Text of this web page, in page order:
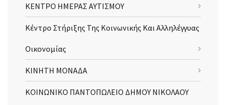
ΚΕΝΤΡΟ ΗΜΕΡΑΣ ΑΥΤΙΣΜΟΥ
Κέντρο Στήριξης Της Κοινωνικής Και Αλληλέγγυας
Οικονομίας
ΚΙΝΗΤΗ ΜΟΝΑΔΑ
ΚΟΙΝΩΝΙΚΟ ΠΑΝΤΟΠΩΛΕΙΟ ΔΗΜΟΥ ΝΙΚΟΛΑΟΥ